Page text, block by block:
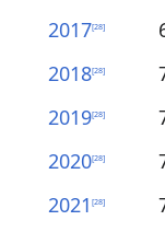
2017[28]
2018[28]
2019[28]
2020[28]
2021 [28]